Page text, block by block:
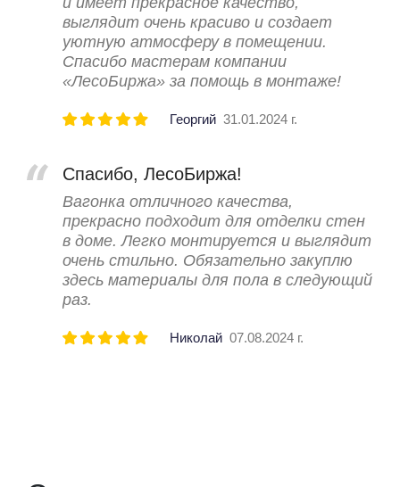
выглядит очень красиво и создает
уютную атмосферу в помещении.
Спасибо мастерам компании
«ЛесоБиржа» за помощь в монтаже!
Георгий 31.01.2024 г.
Спасибо, ЛесоБиржа!
Вагонка отличного качества,
прекрасно подходит для отделки стен
в доме. Легко монтируется и выглядит
очень стильно. Обязательно закуплю
здесь материалы для пола в следующий
раз.
Николай 07.08.2024 г.